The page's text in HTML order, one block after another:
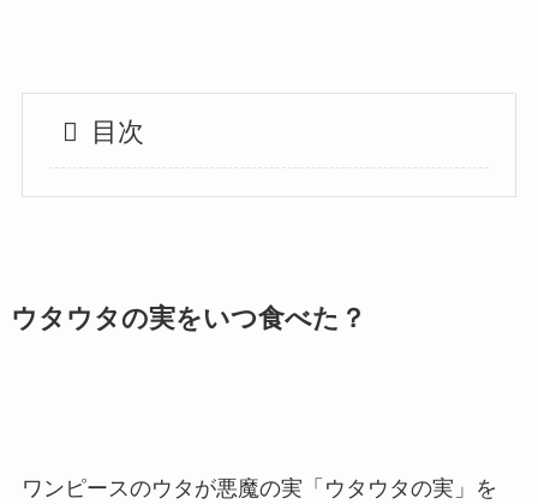
目次
ウタウタの実をいつ食べた？
ワンピースのウタが悪魔の実「ウタウタの実」を